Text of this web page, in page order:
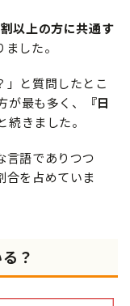
以上の方に共通す
した。
」と質問したとこ
が最も多く、
『日
続きました。
言語でありつつ
合を占めていま
？